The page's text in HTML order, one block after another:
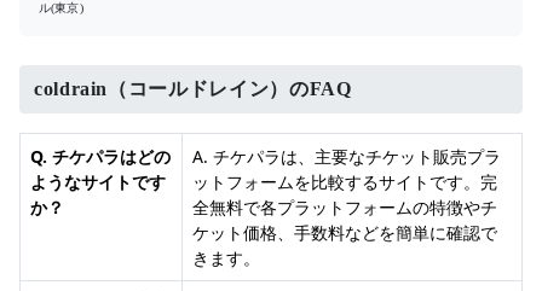
ル(東京)
coldrain（コールドレイン）のFAQ
Q. チケパラはどの
ようなサイトです
か？
A. チケパラは、主要なチケット販売プラ
ットフォームを比較するサイトです。完
全無料で各プラットフォームの特徴やチ
ケット価格、手数料などを簡単に確認で
きます。